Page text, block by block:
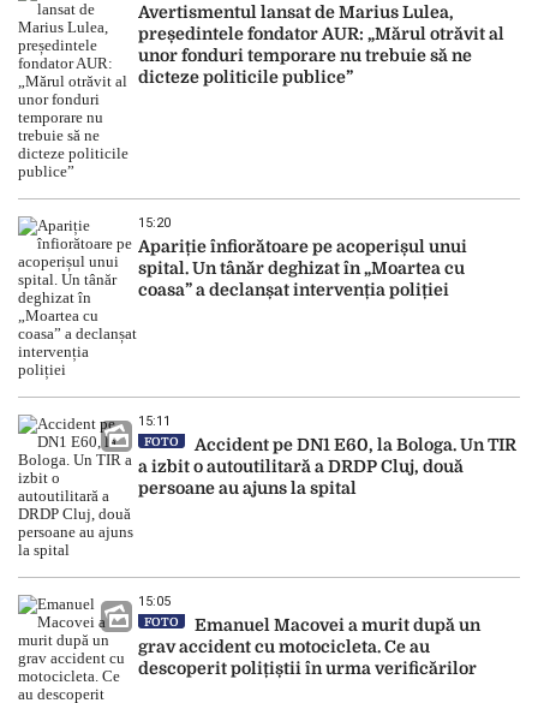
Avertismentul lansat de Marius Lulea,
președintele fondator AUR: „Mărul otrăvit al
unor fonduri temporare nu trebuie să ne
dicteze politicile publice”
15:20
Apariție înfiorătoare pe acoperișul unui
spital. Un tânăr deghizat în „Moartea cu
coasa” a declanșat intervenția poliției
15:11
FOTO
Accident pe DN1 E60, la Bologa. Un TIR
a izbit o autoutilitară a DRDP Cluj, două
persoane au ajuns la spital
15:05
FOTO
Emanuel Macovei a murit după un
grav accident cu motocicleta. Ce au
descoperit polițiștii în urma verificărilor